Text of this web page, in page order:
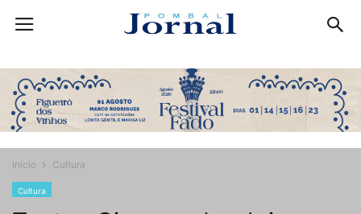
Início Cultura
Cultura